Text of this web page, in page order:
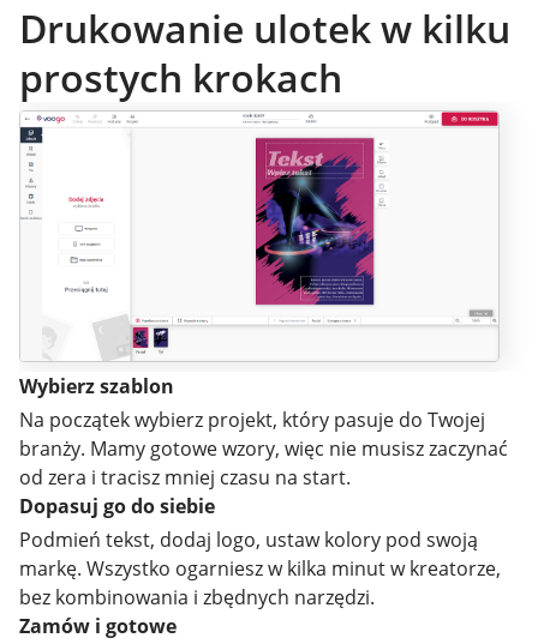
Drukowanie ulotek w kilku
prostych krokach
Wybierz szablon
Na początek wybierz projekt, który pasuje do Twojej
branży. Mamy gotowe wzory, więc nie musisz zaczynać
od zera i tracisz mniej czasu na start.
Dopasuj go do siebie
Podmień tekst, dodaj logo, ustaw kolory pod swoją
markę. Wszystko ogarniesz w kilka minut w kreatorze,
bez kombinowania i zbędnych narzędzi.
Zamów i gotowe